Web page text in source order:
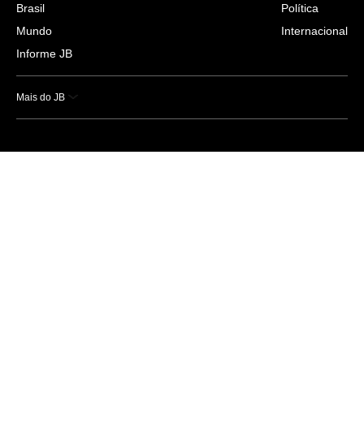
Brasil
Mundo
Informe JB
Política
Internacional
Mais do JB
Esportes